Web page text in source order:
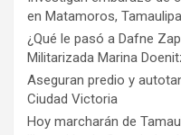
en Matamoros,
¿Qué le pasó a Dafne
Militarizada Marina
Aseguran predio y
Ciudad Victoria
Hoy marcharán de